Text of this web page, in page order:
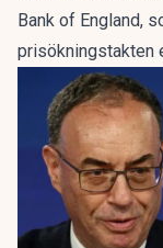
Bank of England,
prisökningstakten